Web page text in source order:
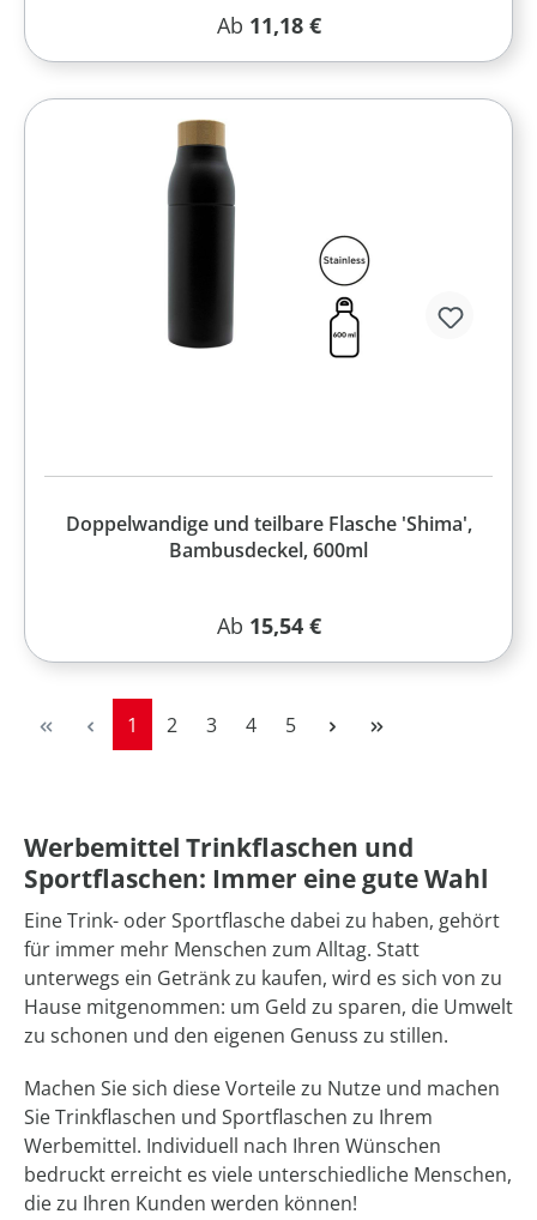
Regulärer Preis:
Ab 11,18 €
Doppelwandige und teilbare Flasche 'Shima',
Bambusdeckel, 600ml
Regulärer Preis:
Ab 15,54 €
Seite
1 Seite
2 Seite
3 Seite
4 Seite
5
Werbemittel Trinkflaschen und
Sportflaschen: Immer eine gute Wahl
Eine Trink- oder Sportflasche dabei zu haben, gehört
für immer mehr Menschen zum Alltag. Statt
unterwegs ein Getränk zu kaufen, wird es sich von zu
Hause mitgenommen: um Geld zu sparen, die Umwelt
zu schonen und den eigenen Genuss zu stillen.
Machen Sie sich diese Vorteile zu Nutze und machen
Sie Trinkflaschen und Sportflaschen zu Ihrem
Werbemittel. Individuell nach Ihren Wünschen
bedruckt erreicht es viele unterschiedliche Menschen,
die zu Ihren Kunden werden können!